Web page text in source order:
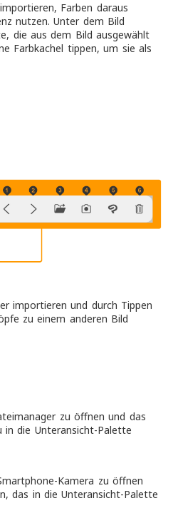
Farben daraus
nutzen. Unter dem Bild
die aus dem Bild ausgewählt
Farbkachel tippen, um sie als
importieren und durch Tippen
zu einem anderen Bild
zu öffnen und das
in die Unteransicht-Palette
Kamera zu öffnen
das in die Unteransicht-Palette